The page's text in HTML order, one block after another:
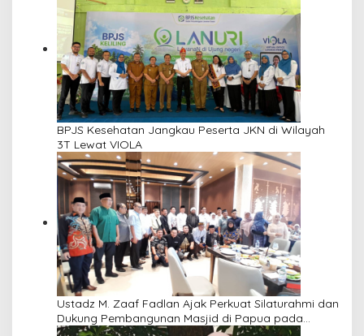
BPJS Kesehatan Jangkau Peserta JKN di Wilayah
3T Lewat VIOLA
Ustadz M. Zaaf Fadlan Ajak Perkuat Silaturahmi dan
Dukung Pembangunan Masjid di Papua pada
Pengajian Yayasan Alimbas Insan Cita